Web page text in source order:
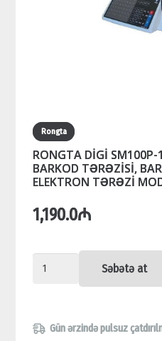
Rongta
RONGTA DİGİ SM100P-
BARKOD TƏRƏZİSİ,
ELEKTRON TƏRƏZİ
1,190.0₼
RONGTA
15CS+,
Səbətə at
Gün ərzində pulsuz